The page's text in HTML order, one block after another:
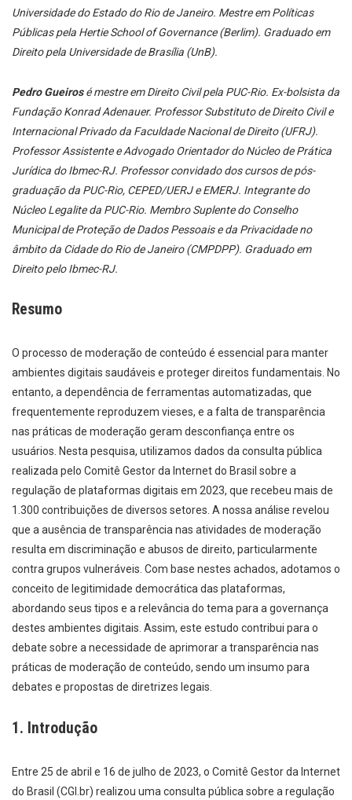
Universidade do Estado do Rio de Janeiro. Mestre em Políticas
Públicas pela Hertie School of Governance (Berlim). Graduado em
Direito pela Universidade de Brasília (UnB).
Pedro Gueirosé mestre em Direito Civil pela PUC-Rio. Ex-bolsista da
Fundação Konrad Adenauer. Professor Substituto de Direito Civil e
Internacional Privado da Faculdade Nacional de Direito (UFRJ).
Professor Assistente e Advogado Orientador do Núcleo de Prática
Jurídica do Ibmec-RJ. Professor convidado dos cursos de pós-
graduação da PUC-Rio, CEPED/UERJ e EMERJ. Integrante do
Núcleo Legalite da PUC-Rio. Membro Suplente do Conselho
Municipal de Proteção de Dados Pessoais e da Privacidade no
âmbito da Cidade do Rio de Janeiro (CMPDPP). Graduado em
Direito pelo Ibmec-RJ.
Resumo
O processo de moderação de conteúdo é essencial para manter
ambientes digitais saudáveis e proteger direitos fundamentais. No
entanto, a dependência de ferramentas automatizadas, que
frequentemente reproduzem vieses, e a falta de transparência
nas práticas de moderação geram desconfiança entre os
usuários. Nesta pesquisa, utilizamos dados da consulta pública
realizada pelo Comitê Gestor da Internet do Brasil sobre a
regulação de plataformas digitais em 2023, que recebeu mais de
1.300 contribuições de diversos setores. A nossa análise revelou
que a ausência de transparência nas atividades de moderação
resulta em discriminação e abusos de direito, particularmente
contra grupos vulneráveis. Com base nestes achados, adotamos o
conceito de legitimidade democrática das plataformas,
abordando seus tipos e a relevância do tema para a governança
destes ambientes digitais. Assim, este estudo contribui para o
debate sobre a necessidade de aprimorar a transparência nas
práticas de moderação de conteúdo, sendo um insumo para
debates e propostas de diretrizes legais.
1. Introdução
Entre 25 de abril e 16 de julho de 2023, o Comitê Gestor da Internet
do Brasil (CGI.br) realizou uma consulta pública sobre a regulação